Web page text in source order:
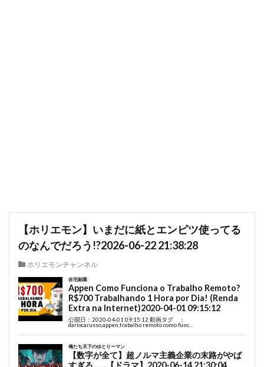
【ホリエモン】いまだに紙とエンピツ使ってる
のなんでだろう!?2026-06-22 21:38:28
ホリエモンチャンネル